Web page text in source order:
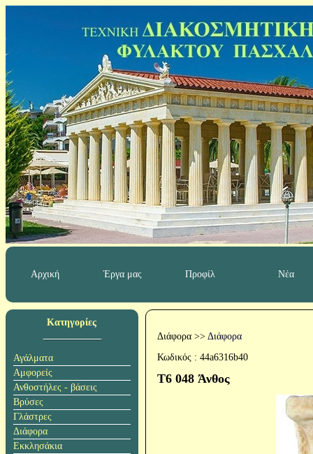
Αρχική Έργα μας Προφίλ Νέα
Κατηγορίες
Αγάλματα
Αμφορείς
Ανθοστήλες - βάσεις
Βρύσες
Γλάστρες
Διάφορα
Εκκλησάκια
Διάφορα >> Διάφορα
Κωδικός : 44a6316b40
T6 048 Άνθος